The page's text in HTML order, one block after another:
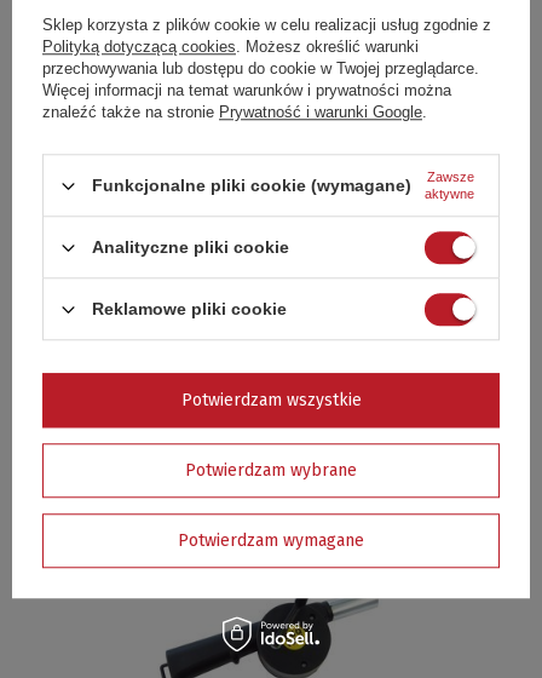
5/5 Opinia potwierdzona zakupem
Przydatny do grillowania ryb
Wiesława, Przegędza
Czy opinia była pomocna?
Tak 0 Nie 0
GWARANCJA - RĘKOJMIA
CZAS NA REKLAMACJĘ Z TYTUŁU RĘKOJMI
2 lata - klienci indywidualni
Mogą Cię również zainteresować
Sklep korzysta z plików cookie w celu realizacji usług zgodnie z
Polityką dotyczącą cookies. Możesz określić warunki
przechowywania lub dostępu do cookie w Twojej przeglądarce.
Więcej informacji na temat warunków i prywatności można
znaleźć także na stronie Prywatność i warunki Google.
Funkcjonalne pliki cookie (wymagane)
Zawsze
aktywne
Analityczne pliki cookie
Reklamowe pliki cookie
Potwierdzam wybrane
Potwierdzam wymagane
Potwierdzam wszystkie